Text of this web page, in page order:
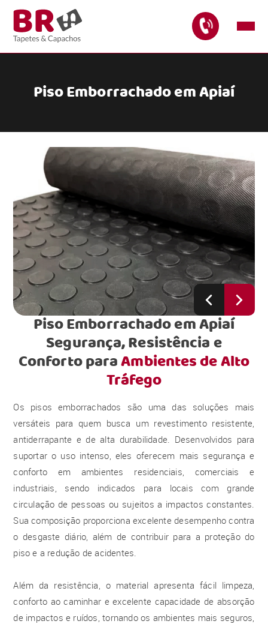
Piso Emborrachado em Apiaí
Piso Emborrachado em Apiaí
Segurança, Resistência e
Conforto paraAmbientes de Alto
Tráfego
Os pisos emborrachados são uma das soluções mais
versáteis para quem busca um revestimento resistente,
antiderrapante e de alta durabilidade. Desenvolvidos para
suportar o uso intenso, eles oferecem mais segurança e
conforto em ambientes residenciais, comerciais e
industriais, sendo indicados para locais com grande
circulação de pessoas ou sujeitos a impactos constantes.
Sua composição proporciona excelente desempenho contra
o desgaste diário, além de contribuir para a proteção do
piso e a redução de acidentes.
Além da resistência, o material apresenta fácil limpeza,
conforto ao caminhar e excelente capacidade de absorção
de impactos e ruídos, tornando os ambientes mais seguros,